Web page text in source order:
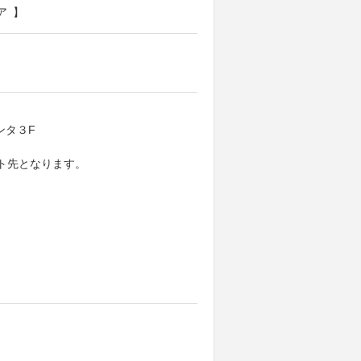
】
タ３F
となります。